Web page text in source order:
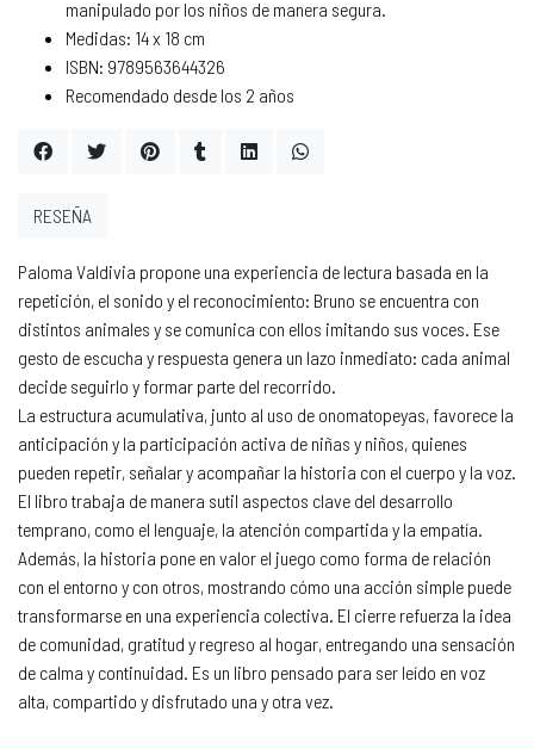
manipulado por los niños de manera segura.
Medidas: 14 x 18 cm
ISBN: 9789563644326
Recomendado desde los 2 años
Paloma Valdivia propone una experiencia de lectura basada en la
repetición, el sonido y el reconocimiento: Bruno se encuentra con
distintos animales y se comunica con ellos imitando sus voces. Ese
gesto de escucha y respuesta genera un lazo inmediato: cada animal
decide seguirlo y formar parte del recorrido.
La estructura acumulativa, junto al uso de onomatopeyas, favorece la
anticipación y la participación activa de niñas y niños, quienes
pueden repetir, señalar y acompañar la historia con el cuerpo y la voz.
El libro trabaja de manera sutil aspectos clave del desarrollo
temprano, como el lenguaje, la atención compartida y la empatía.
Además, la historia pone en valor el juego como forma de relación
con el entorno y con otros, mostrando cómo una acción simple puede
transformarse en una experiencia colectiva. El cierre refuerza la idea
de comunidad, gratitud y regreso al hogar, entregando una sensación
de calma y continuidad. Es un libro pensado para ser leído en voz
alta, compartido y disfrutado una y otra vez.
RESEÑA